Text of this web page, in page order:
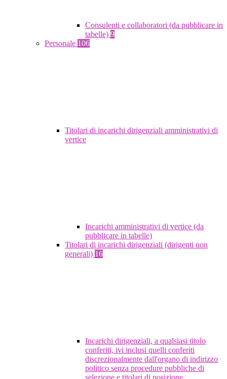
Consulenti e collaboratori (da pubblicare in
tabelle) 9
Personale 106
Titolari di incarichi dirigenziali amministrativi di
vertice
Incarichi amministrativi di vertice (da
pubblicare in tabelle)
Titolari di incarichi dirigenziali (dirigenti non
generali) 16
Incarichi dirigenziali, a qualsiasi titolo
conferiti, ivi inclusi quelli conferiti
discrezionalmente dall'organo di indirizzo
politico senza procedure pubbliche di